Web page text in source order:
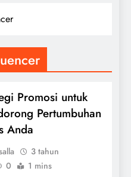
Promosi untuk
Pertumbuhan
Anda
3 tahun
0 1 mins